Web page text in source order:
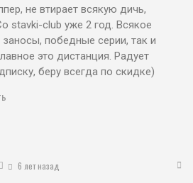
не втирает всякую дичь,
stavki-club уже 2 год. Всякое
победные серии, так и
это дистанция. Радует
беру всегда по скидке)
6 лет назад